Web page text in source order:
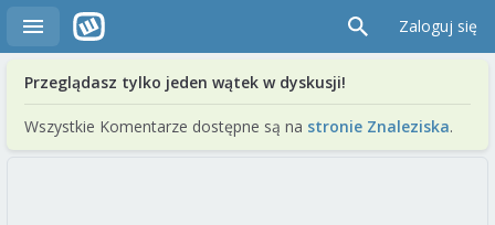
Zaloguj się
Przeglądasz tylko jeden wątek w dyskusji!
Wszystkie Komentarze dostępne są na stronie Znaleziska.